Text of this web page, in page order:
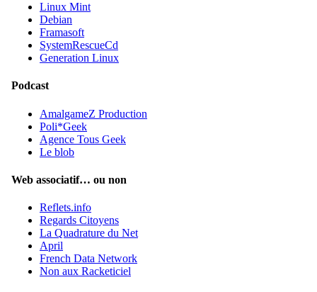
Linux Mint
Debian
Framasoft
SystemRescueCd
Generation Linux
Podcast
AmalgameZ Production
Poli*Geek
Agence Tous Geek
Le blob
Web associatif… ou non
Reflets.info
Regards Citoyens
La Quadrature du Net
April
French Data Network
Non aux Racketiciel